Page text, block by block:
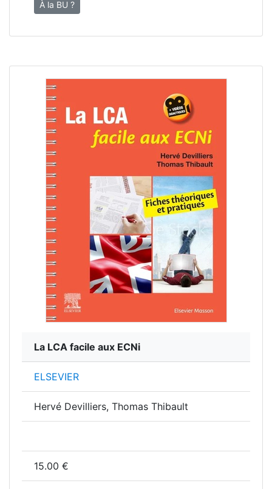
À la BU ?
La LCA facile aux ECNi
ELSEVIER
Hervé Devilliers, Thomas Thibault
15.00 €